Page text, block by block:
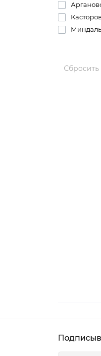
Сбросить